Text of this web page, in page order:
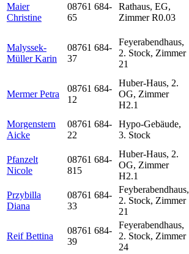
Maier
Christine
08761 684-
65
Rathaus, EG,
Zimmer R0.03
Malyssek-
Müller Karin
08761 684-
37
Feyerabendhaus,
2. Stock, Zimmer
21
Mermer Petra
08761 684-
12
Huber-Haus, 2.
OG, Zimmer
H2.1
Morgenstern
Aicke
08761 684-
22
Hypo-Gebäude,
3. Stock
Pfanzelt
Nicole
08761 684-
815
Huber-Haus, 2.
OG, Zimmer
H2.1
Przybilla
Diana
08761 684-
33
Feyberabendhaus,
2. Stock, Zimmer
21
Reif Bettina
08761 684-
39
Feyerabendhaus,
2. Stock, Zimmer
24